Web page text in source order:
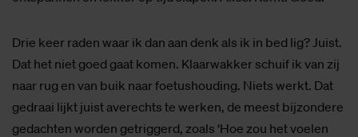
Drie keer raden waar ik dan aan denk als ik in bed lig? Juist.
Dat het niet goed gaat komen. Klaarwakker schuif ik van zij
naar rug en van buik naar foetushouding. Niets werkt. Dat
gedraai lijkt juist averechts te werken, de meest bijzondere
gedachten worden getriggerd, zoals ‘Hoe zou het voelen